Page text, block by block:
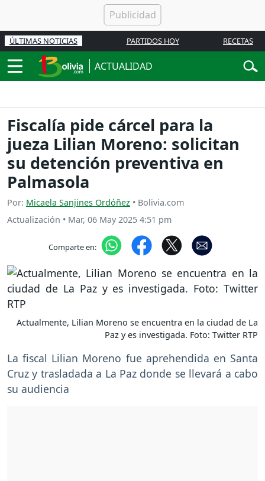
ÚLTIMAS NOTICIAS PARTIDOS HOY RECETAS
ACTUALIDAD
Fiscalía pide cárcel para la
jueza Lilian Moreno: solicitan
su detención preventiva en
Palmasola
Por: Micaela Sanjines Ordóñez • Bolivia.com
Actualización • Mar, 06 May 2025 4:51 pm
Comparte en:
Actualmente, Lilian Moreno se encuentra en la ciudad de La
Paz y es investigada. Foto: Twitter RTP
La fiscal Lilian Moreno fue aprehendida en Santa
Cruz y trasladada a La Paz donde se llevará a cabo
su audiencia